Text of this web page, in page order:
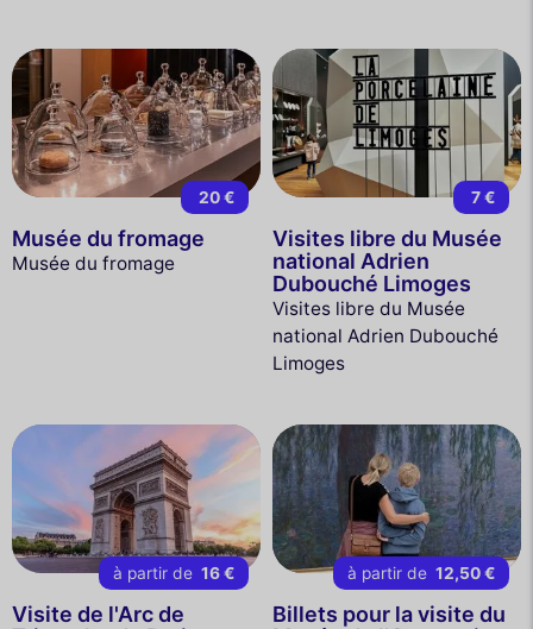
20 €
Musée du fromage
Musée du fromage
7 €
Visites libre du Musée
national Adrien
Dubouché Limoges
Visites libre du Musée
national Adrien Dubouché
Limoges
à partir de 16 €
Visite de l'Arc de
à partir de 12,50 €
Billets pour la visite du